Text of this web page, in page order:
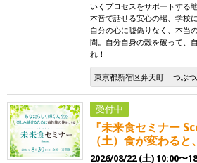
いくプロセスをサポートする
本音で話せる安心の場、学校
自分の心に嘘偽りなく、本当
間。自分自身の殻を破って、
れ！
東京都新宿区弁天町 つぶ
受付中
『未来食セミナー
（土）食が変わると
2026/08/22 (土) 10:00〜